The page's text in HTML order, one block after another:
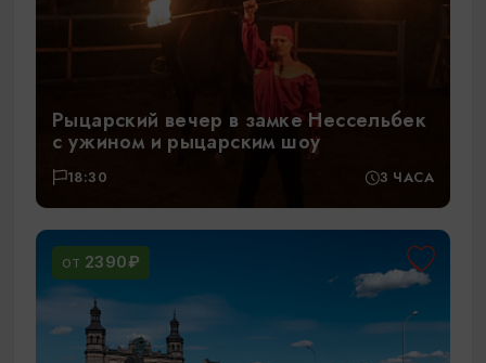
Рыцарский вечер в замке Нессельбек
с ужином и рыцарским шоу
18:30 3 ЧАСА
ОТ 2390₽